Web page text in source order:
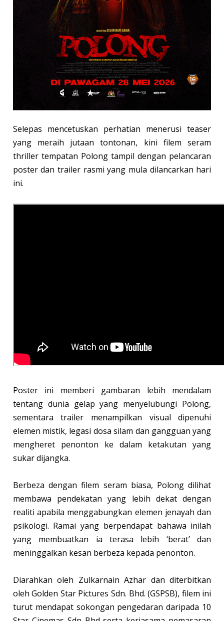
Selepas mencetuskan perhatian menerusi teaser
yang meraih jutaan tontonan, kini filem seram
thriller tempatan Polong tampil dengan pelancaran
poster dan trailer rasmi yang mula dilancarkan hari
ini.
Poster ini memberi gambaran lebih mendalam
tentang dunia gelap yang menyelubungi Polong,
sementara trailer menampilkan visual dipenuhi
elemen mistik, legasi dosa silam dan gangguan yang
mengheret penonton ke dalam ketakutan yang
sukar dijangka.
Berbeza dengan filem seram biasa, Polong dilihat
membawa pendekatan yang lebih dekat dengan
realiti apabila menggabungkan elemen jenayah dan
psikologi. Ramai yang berpendapat bahawa inilah
yang membuatkan ia terasa lebih ‘berat’ dan
meninggalkan kesan berbeza kepada penonton.
Diarahkan oleh Zulkarnain Azhar dan diterbitkan
oleh Golden Star Pictures Sdn. Bhd. (GSPSB), filem ini
turut mendapat sokongan pengedaran daripada 10